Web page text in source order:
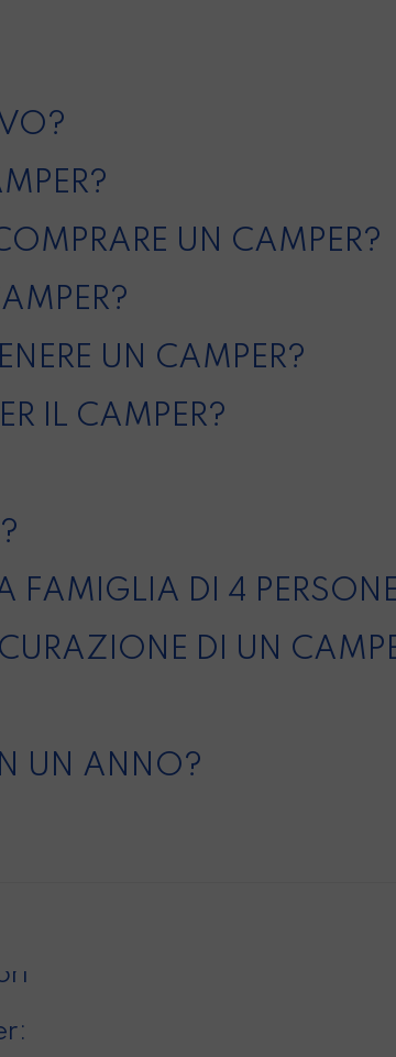
UN CAMPER?
UN CAMPER?
IL CAMPER?
FAMIGLIA DI 4
DI UN
UN ANNO?